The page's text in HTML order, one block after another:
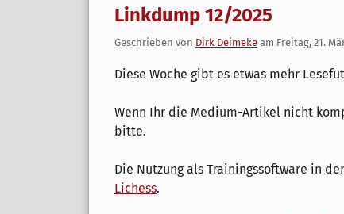
Linkdump 12/2025
Geschrieben von Dirk Deimeke am Freitag, 21.
Diese Woche gibt es etwas mehr
Wenn Ihr die Medium-Artikel nicht
bitte.
Die Nutzung als Trainingssoftware in
Lichess.